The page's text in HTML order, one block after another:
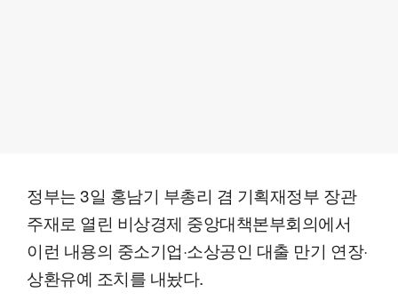
정부는 3일 홍남기 부총리 겸 기획재정부 장관
주재로 열린 비상경제 중앙대책본부회의에서
이런 내용의 중소기업·소상공인 대출 만기 연장·
상환유예 조치를 내놨다.